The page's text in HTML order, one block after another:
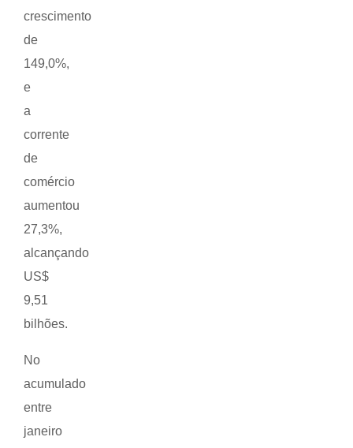
crescimento
de
149,0%,
e
a
corrente
de
comércio
aumentou
27,3%,
alcançando
US$
9,51
bilhões.
No
acumulado
entre
janeiro